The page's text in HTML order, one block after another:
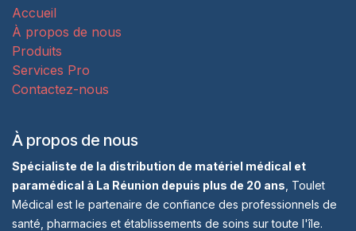
Accueil
À propos de nous
Produits
Services Pro
Contactez-nous
À propos de nous
Spécialiste de la distribution de matériel médical et
paramédical à La Réunion depuis plus de 20 ans , Toulet
Médical est le partenaire de confiance des professionnels de
santé, pharmacies et établissements de soins sur toute l'île.